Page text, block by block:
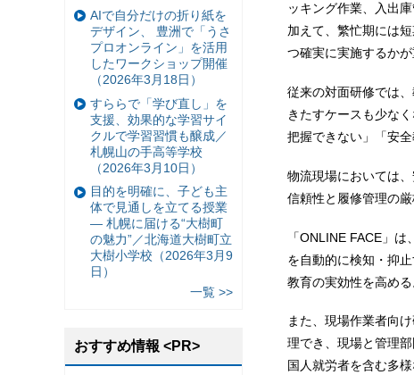
ッキング作業、入出
加えて、繁忙期には
つ確実に実施するかが
従来の対面研修では
きたすケースも少な
把握できない」「安
物流現場においては
信頼性と履修管理の
「ONLINE FACE」
を自動的に検知・抑
教育の実効性を高める
また、現場作業者向
理でき、現場と管理
国人就労者を含む多
AIで自分だけの折り紙を
デザイン、 豊洲で「うさ
プロオンライン」を活用
したワークショップ開催
（2026年3月18日）
すららで「学び直し」を
支援、効果的な学習サイ
クルで学習習慣も醸成／
札幌山の手高等学校
（2026年3月10日）
目的を明確に、子ども主
体で見通しを立てる授業
— 札幌に届ける“大樹町
の魅力”／北海道大樹町立
大樹小学校（2026年3月9
日）
一覧 >>
おすすめ情報 <PR>